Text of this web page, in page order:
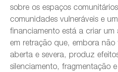
sobre os espaços
comunidades vulneráveis e
financiamento está a criar
em retração que, embora
aberta e severa, produz
silenciamento, fragmentação